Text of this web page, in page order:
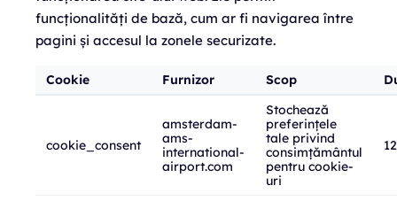
funcționalități de bază, cum ar fi navigarea între
pagini și accesul la zonele securizate.
Cookie Furnizor Scop
cookie_consent
amsterdam-
ams-
international-
airport.com
Stochează
preferințele
tale privind
consimțământul
pentru cookie-
uri